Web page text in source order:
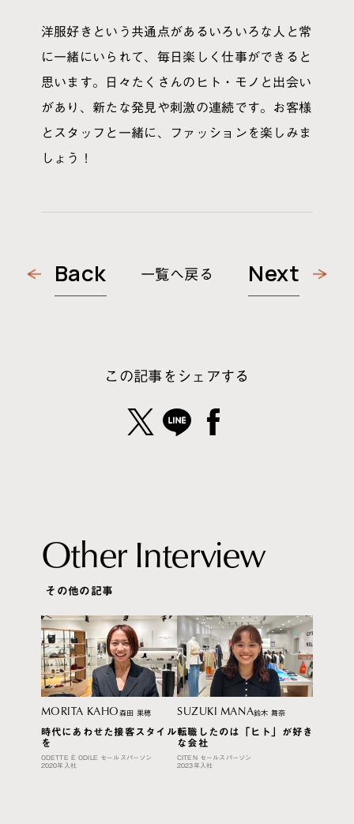
洋服好きという共通点があるいろいろな人と常
に一緒にいられて、毎日楽しく仕事ができると
思います。日々たくさんのヒト・モノと出会い
があり、新たな発見や刺激の連続です。お客様
とスタッフと一緒に、ファッションを楽しみま
しょう！
Back 一覧へ戻る Next
この記事をシェアする
OtherInterview
その他の記事
MORITA KAHO 森田 果穂
時代にあわせた接客スタイル
を
ODETTE É ODILE セールスパーソン
2020年入社
SUZUKI MANA鈴木 舞奈
転職したのは「ヒト」が好き
な会社
CITEN セールスパーソン
2023年入社